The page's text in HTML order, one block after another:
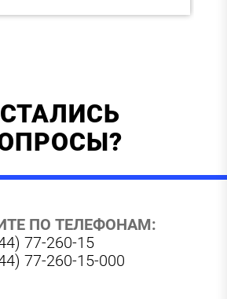
ПО ТЕЛЕФОНАМ:
77-260-15
77-260-15-000